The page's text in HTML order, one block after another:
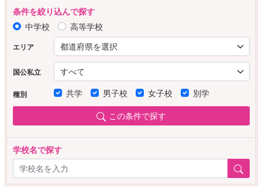
条件を絞り込んで探す
中学校
高等学校
エリア
国公私立
種別 共学 男子校 女子校 別学
この条件で探す
学校名で探す